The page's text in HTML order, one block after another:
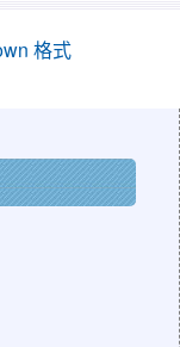
格式